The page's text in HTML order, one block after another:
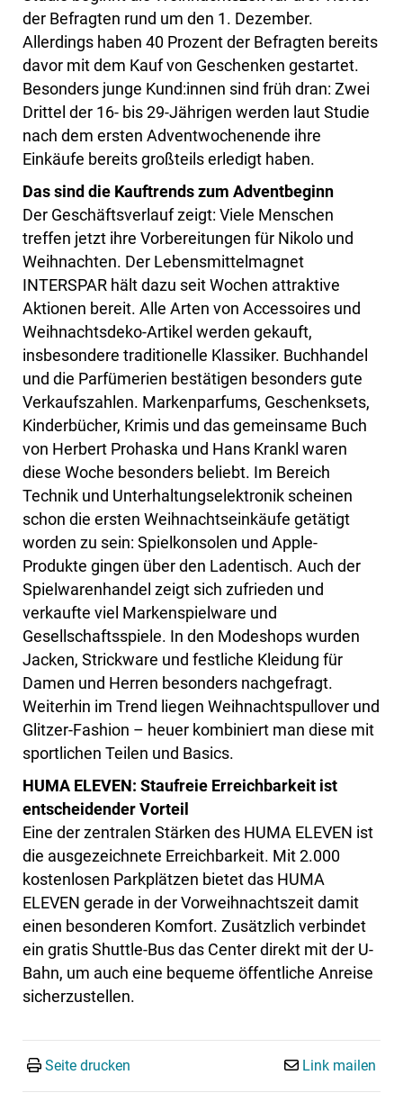
der Befragten rund um den 1. Dezember.
Allerdings haben 40 Prozent der Befragten bereits
davor mit dem Kauf von Geschenken gestartet.
Besonders junge Kund:innen sind früh dran: Zwei
Drittel der 16- bis 29-Jährigen werden laut Studie
nach dem ersten Adventwochenende ihre
Einkäufe bereits großteils erledigt haben.
Das sind die Kauftrends zum Adventbeginn
Der Geschäftsverlauf zeigt: Viele Menschen
treffen jetzt ihre Vorbereitungen für Nikolo und
Weihnachten. Der Lebensmittelmagnet
INTERSPAR hält dazu seit Wochen attraktive
Aktionen bereit. Alle Arten von Accessoires und
Weihnachtsdeko-Artikel werden gekauft,
insbesondere traditionelle Klassiker. Buchhandel
und die Parfümerien bestätigen besonders gute
Verkaufszahlen. Markenparfums, Geschenksets,
Kinderbücher, Krimis und das gemeinsame Buch
von Herbert Prohaska und Hans Krankl waren
diese Woche besonders beliebt. Im Bereich
Technik und Unterhaltungselektronik scheinen
schon die ersten Weihnachtseinkäufe getätigt
worden zu sein: Spielkonsolen und Apple-
Produkte gingen über den Ladentisch. Auch der
Spielwarenhandel zeigt sich zufrieden und
verkaufte viel Markenspielware und
Gesellschaftsspiele. In den Modeshops wurden
Jacken, Strickware und festliche Kleidung für
Damen und Herren besonders nachgefragt.
Weiterhin im Trend liegen Weihnachtspullover und
Glitzer-Fashion – heuer kombiniert man diese mit
sportlichen Teilen und Basics.
HUMA ELEVEN: Staufreie Erreichbarkeit ist
entscheidender Vorteil
Eine der zentralen Stärken des HUMA ELEVEN ist
die ausgezeichnete Erreichbarkeit. Mit 2.000
kostenlosen Parkplätzen bietet das HUMA
ELEVEN gerade in der Vorweihnachtszeit damit
einen besonderen Komfort. Zusätzlich verbindet
ein gratis Shuttle-Bus das Center direkt mit der U-
Bahn, um auch eine bequeme öffentliche Anreise
sicherzustellen.
Seite drucken Link mailen